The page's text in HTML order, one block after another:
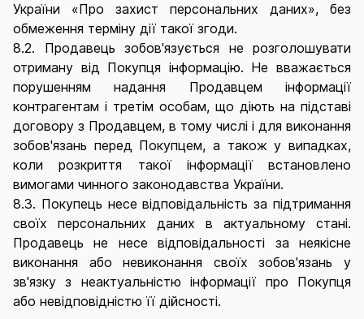
України «Про захист персональних даних», без
обмеження терміну дії такої згоди.
8.2. Продавець зобов'язується не розголошувати
отриману від Покупця інформацію. Не вважається
порушенням надання Продавцем інформації
контрагентам і третім особам, що діють на підставі
договору з Продавцем, в тому числі і для виконання
зобов'язань перед Покупцем, а також у випадках,
коли розкриття такої інформації встановлено
вимогами чинного законодавства України.
8.3. Покупець несе відповідальність за підтримання
своїх персональних даних в актуальному стані.
Продавець не несе відповідальності за неякісне
виконання або невиконання своїх зобов'язань у
зв'язку з неактуальністю інформації про Покупця
або невідповідністю її дійсності.